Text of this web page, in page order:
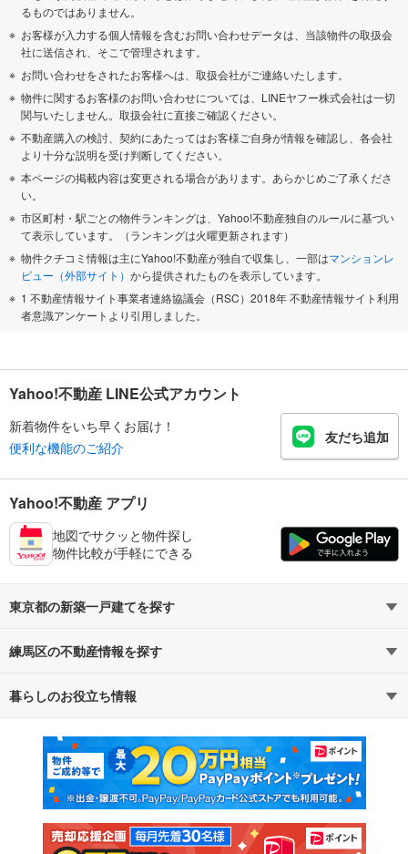
るものではありません。
お客様が入力する個人情報を含むお問い合わせデータは、当該物件の取扱会
社に送信され、そこで管理されます。
お問い合わせをされたお客様へは、取扱会社がご連絡いたします。
物件に関するお客様のお問い合わせについては、LINEヤフー株式会社は一切
関与いたしません。取扱会社に直接ご確認ください。
不動産購入の検討、契約にあたってはお客様ご自身が情報を確認し、各会社
より十分な説明を受け判断してください。
本ページの掲載内容は変更される場合があります。あらかじめご了承くださ
い。
市区町村・駅ごとの物件ランキングは、Yahoo!不動産独自のルールに基づい
て表示しています。（ランキングは火曜更新されます）
物件クチコミ情報は主にYahoo!不動産が独自で収集し、一部はマンションレ
ビュー（外部サイト） から提供されたものを表示しています。
1 不動産情報サイト事業者連絡協議会（RSC）2018年 不動産情報サイト利用
者意識アンケートより引用しました。
Yahoo!不動産 LINE公式アカウント
新着物件をいち早くお届け！
便利な機能のご紹介
友だち追加
Yahoo!不動産 アプリ
地図でサクッと物件探し
物件比較が手軽にできる
東京都の新築一戸建てを探す
路線・駅から探す
通勤・通学時間から探す
練馬区の不動産情報を探す
不動産・住宅
新築マンション 中古マンション
新築一戸建て 中古一戸建て
注文住宅 土地
暮らしのお役立ち情報
マンションカタログ 教えて！住まいの先生